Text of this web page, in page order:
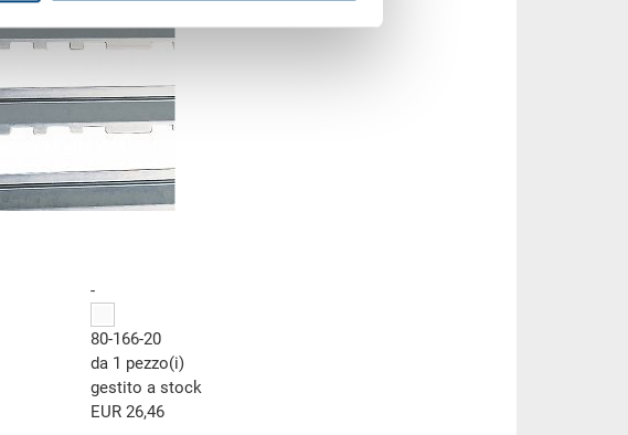
-
80-166-20
da 1 pezzo(i)
gestito a stock
EUR 26,46